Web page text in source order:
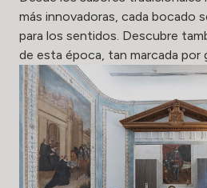
más innovadoras, cada bocado
para los sentidos. Descubre
de esta época, tan marcada por